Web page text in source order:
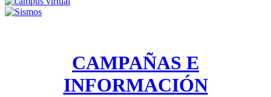
CAMPAÑAS E
INFORMACIÓN